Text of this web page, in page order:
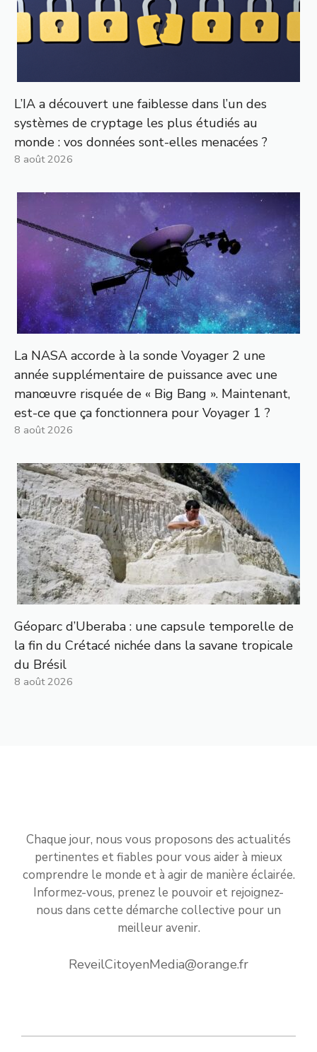
L’IA a découvert une faiblesse dans l’un des
systèmes de cryptage les plus étudiés au
monde : vos données sont-elles menacées ?
8 août 2026
La NASA accorde à la sonde Voyager 2 une
année supplémentaire de puissance avec une
manœuvre risquée de « Big Bang ». Maintenant,
est-ce que ça fonctionnera pour Voyager 1 ?
8 août 2026
Géoparc d’Uberaba : une capsule temporelle de
la fin du Crétacé nichée dans la savane tropicale
du Brésil
8 août 2026
Chaque jour, nous vous proposons des actualités
pertinentes et fiables pour vous aider à mieux
comprendre le monde et à agir de manière éclairée.
Informez-vous, prenez le pouvoir et rejoignez-
nous dans cette démarche collective pour un
meilleur avenir.
ReveilCitoyenMedia@orange.fr